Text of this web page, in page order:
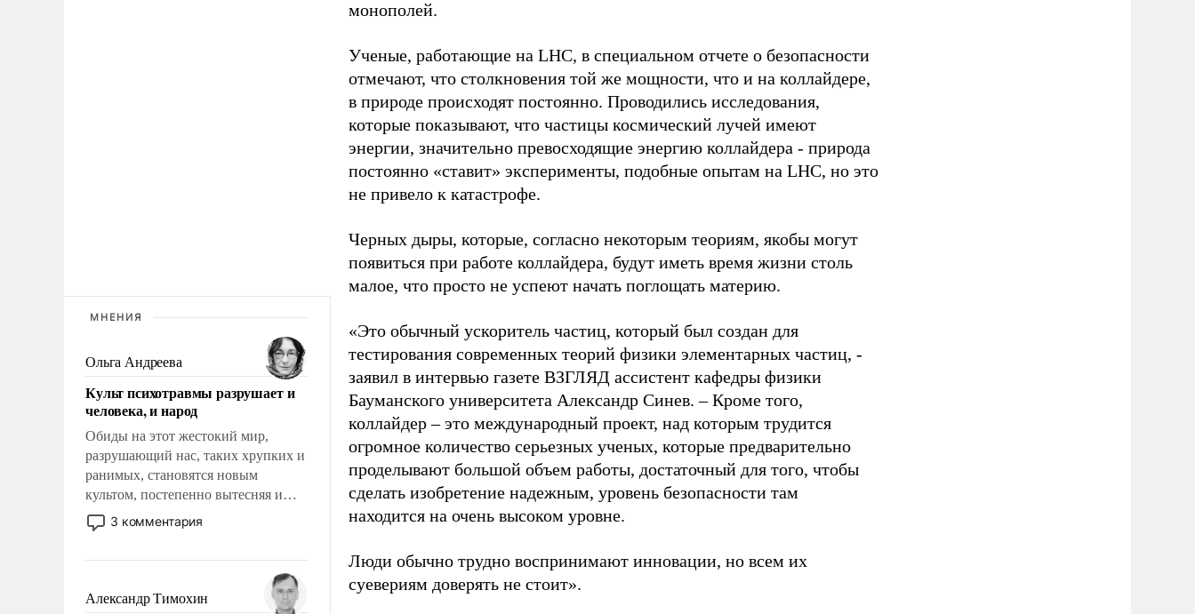
МНЕНИЯ
Ольга Андреева
Культ психотравмы разрушает и
человека, и народ
Обиды на этот жестокий мир,
разрушающий нас, таких хрупких и
ранимых, становятся новым
культом, постепенно вытесняя и
отменяя традиционное требование к
человеку – быть мужественным и
на себя ответственность, помогать
слабым, идти вперед и
3 комментария
Александр Тимохин
монополей.
Ученые, работающие на LHC, в специальном отчете о безопасности
отмечают, что столкновения той же мощности, что и на коллайдере,
в природе происходят постоянно. Проводились исследования,
которые показывают, что частицы космический лучей имеют
энергии, значительно превосходящие энергию коллайдера - природа
постоянно «ставит» эксперименты, подобные опытам на LHC, но это
не привело к катастрофе.
Черных дыры, которые, согласно некоторым теориям, якобы могут
появиться при работе коллайдера, будут иметь время жизни столь
малое, что просто не успеют начать поглощать материю.
«Это обычный ускоритель частиц, который был создан для
тестирования современных теорий физики элементарных частиц, -
заявил в интервью газете ВЗГЛЯД ассистент кафедры физики
Бауманского университета Александр Синев. – Кроме того,
коллайдер – это международный проект, над которым трудится
огромное количество серьезных ученых, которые предварительно
проделывают большой объем работы, достаточный для того, чтобы
сделать изобретение надежным, уровень безопасности там
находится на очень высоком уровне.
Люди обычно трудно воспринимают инновации, но всем их
суевериям доверять не стоит».